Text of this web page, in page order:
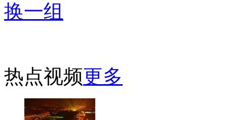
换一组
热点视频更多